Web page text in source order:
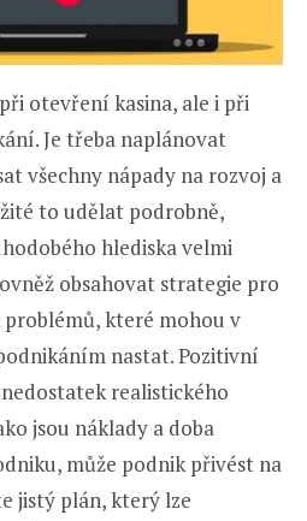
otevření kasina, ale i při
Je třeba naplánovat
všechny nápady na rozvoj a
to udělat podrobně,
hlediska velmi
obsahovat strategie pro
které mohou v
nastat. Pozitivní
realistického
jsou náklady a doba
může podnik přivést na
jistý plán, který lze